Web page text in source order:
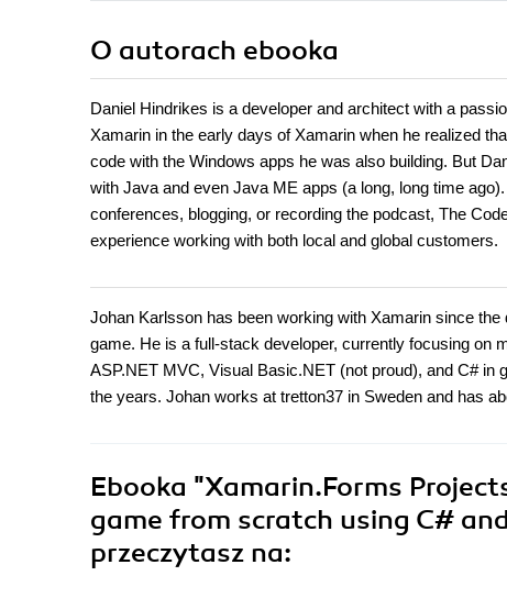
O autorach ebooka
Daniel Hindrikes is a developer and architect with a
Xamarin in the early days of Xamarin when he realized
code with the Windows apps he was also building. But
with Java and even Java ME apps (a long, long time
conferences, blogging, or recording the podcast, The
experience working with both local and global customers.
Johan Karlsson has been working with Xamarin since
game. He is a full-stack developer, currently focusing on
ASP.NET MVC, Visual Basic.NET (not proud), and C# in
the years. Johan works at tretton37 in Sweden and has
Ebooka "Xamarin.Forms
game from scratch using C#
przeczytasz na: